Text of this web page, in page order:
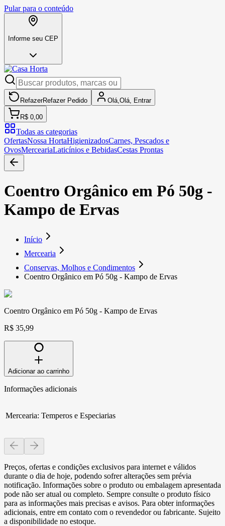
Pular para o conteúdo
Informe seu CEP
RefazerRefazer Pedido Olá, Olá, Entrar
R$ 0,00
Todas as categorias
OfertasNossa HortaHigienizadosCarnes, Pescados e
OvosMerceariaLaticínios e BebidasCestas Prontas
Coentro Orgânico em Pó 50g -
Kampo de Ervas
Início
Mercearia
Conservas, Molhos e Condimentos
Coentro Orgânico em Pó 50g - Kampo de Ervas
Coentro Orgânico em Pó 50g - Kampo de Ervas
R$ 35,99
Adicionar ao carrinho
Informações adicionais
Mercearia: Temperos e Especiarias
Preços, ofertas e condições exclusivos para internet e válidos
durante o dia de hoje, podendo sofrer alterações sem prévia
notificação. Informações sobre o produto ou embalagem apresentada
pode não ser atual ou completo. Sempre consulte o produto físico
para as informações mais precisas e avisos. Para obter informações
adicionais, entre em contato com o revendedor ou fabricante. Sujeito
a disponibilidade no estoque.